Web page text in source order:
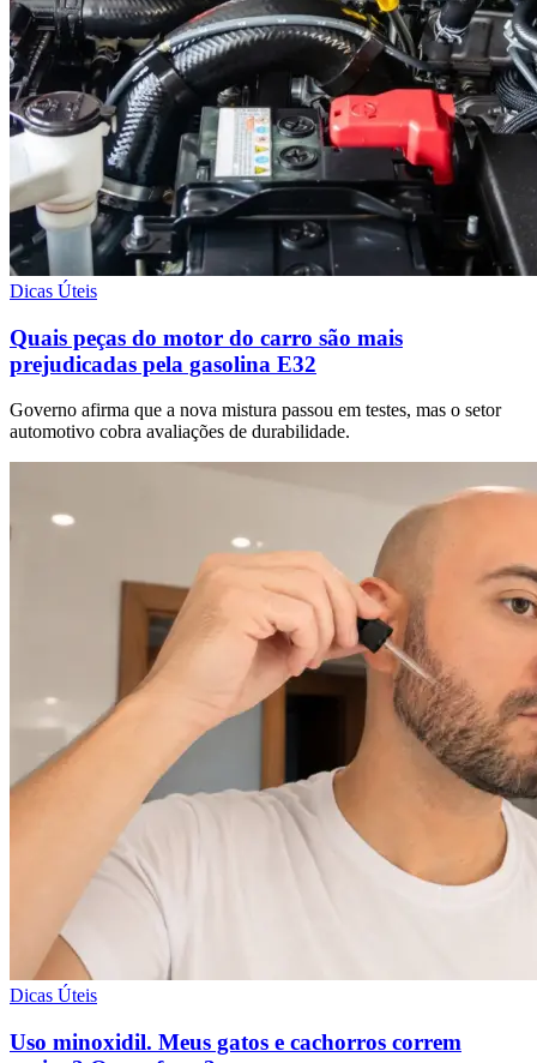
Dicas Úteis
Quais peças do motor do carro são mais
prejudicadas pela gasolina E32
Governo afirma que a nova mistura passou em testes, mas o setor
automotivo cobra avaliações de durabilidade.
Dicas Úteis
Uso minoxidil. Meus gatos e cachorros correm